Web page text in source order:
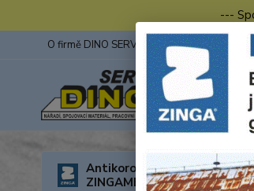
---
O firmě DINO SERVIS s.r.o. ZINGA
Antikorozní nátěry
ZINGAMETALL